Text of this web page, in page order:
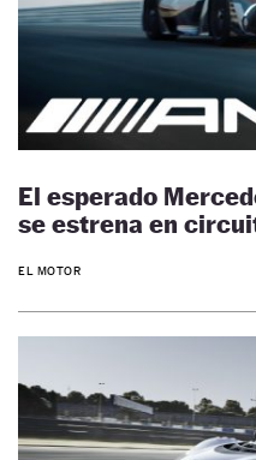
El esperado
se estrena en
EL MOTOR